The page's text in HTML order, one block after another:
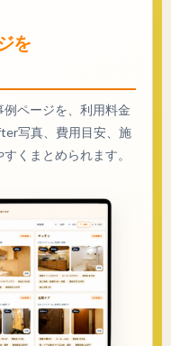
を
ページを、利用料金
写真、費用目安、施
くまとめられます。